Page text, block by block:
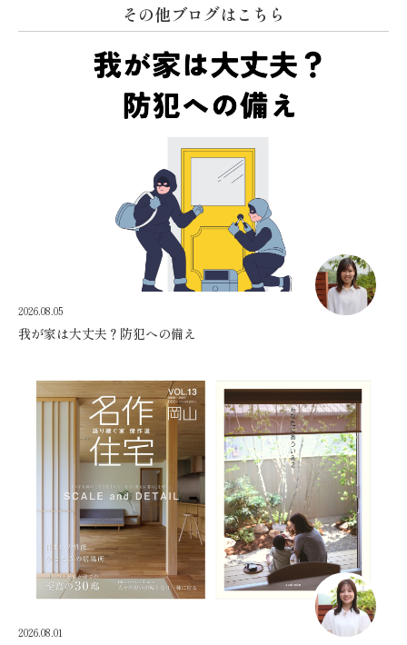
その他ブログはこちら
2026.08.05
我が家は大丈夫？防犯への備え
2026.08.01